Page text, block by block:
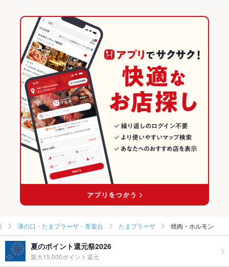
溝の口・たまプラーザ・青葉台 たまプラーザ 焼肉・ホルモン
夏のポイント還元祭2026
最大15,000ポイント還元